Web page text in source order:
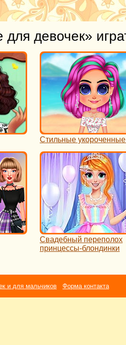
девочек»
Стильные
Свадебный переполох
принцессы-блондинки
и для мальчиков Форма контакта